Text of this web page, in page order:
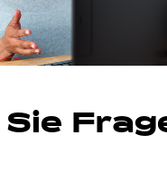
Sie